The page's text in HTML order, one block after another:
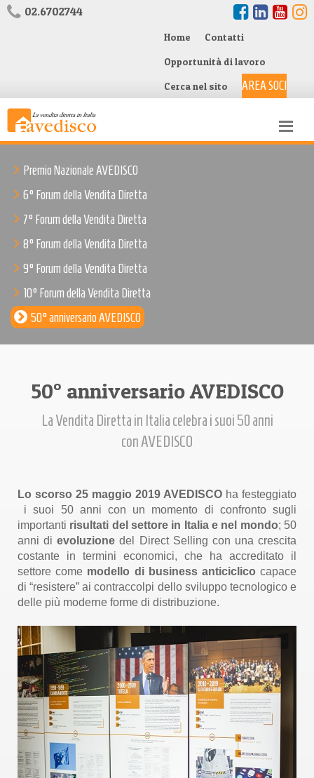
02.6702744
Home Contatti
Opportunità di lavoro
Cerca nel sito AREA SOCI
Premio Nazionale AVEDISCO
6° Forum della Vendita Diretta
7° Forum della Vendita Diretta
8° Forum della Vendita Diretta
9° Forum della Vendita Diretta
10° Forum della Vendita Diretta
50° anniversario AVEDISCO
50° anniversario AVEDISCO
La Vendita Diretta in Italia celebra i suoi 50 anni
con AVEDISCO
Lo scorso 25 maggio 2019 AVEDISCO ha festeggiato
i suoi 50 anni con un momento di confronto sugli
importanti risultati del settore in Italia e nel mondo; 50
anni dievoluzione del Direct Selling con una crescita
costante in termini economici, che ha accreditato il
settore come modello di business anticiclicocapace
di “resistere” ai contraccolpi dello sviluppo tecnologico e
delle più moderne forme di distribuzione.